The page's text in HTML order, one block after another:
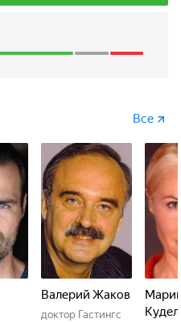
Все
Валерий Жаков
доктор Гастингс